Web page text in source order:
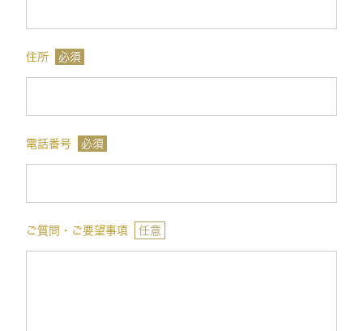
住所 必須
電話番号 必須
ご質問・ご要望事項 任意